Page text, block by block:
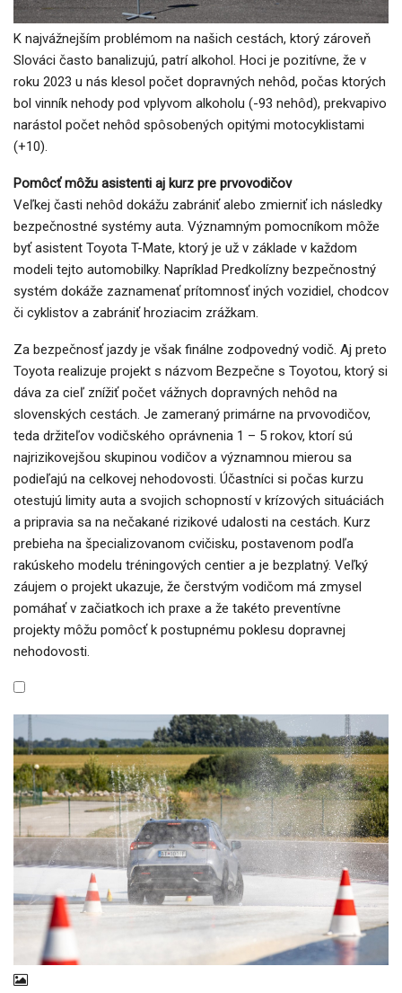
K najvážnejším problémom na našich cestách, ktorý zároveň
Slováci často banalizujú, patrí alkohol. Hoci je pozitívne, že v
roku 2023 u nás klesol počet dopravných nehôd, počas ktorých
bol vinník nehody pod vplyvom alkoholu (-93 nehôd), prekvapivo
narástol počet nehôd spôsobených opitými motocyklistami
(+10).
Pomôcť môžu asistenti aj kurz pre prvovodičov
Veľkej časti nehôd dokážu zabrániť alebo zmierniť ich následky
bezpečnostné systémy auta. Významným pomocníkom môže
byť asistent Toyota T-Mate, ktorý je už v základe v každom
modeli tejto automobilky. Napríklad Predkolízny bezpečnostný
systém dokáže zaznamenať prítomnosť iných vozidiel, chodcov
či cyklistov a zabrániť hroziacim zrážkam.
Za bezpečnosť jazdy je však finálne zodpovedný vodič. Aj preto
Toyota realizuje projekt s názvom Bezpečne s Toyotou, ktorý si
dáva za cieľ znížiť počet vážnych dopravných nehôd na
slovenských cestách. Je zameraný primárne na prvovodičov,
teda držiteľov vodičského oprávnenia 1 – 5 rokov, ktorí sú
najrizikovejšou skupinou vodičov a významnou mierou sa
podieľajú na celkovej nehodovosti. Účastníci si počas kurzu
otestujú limity auta a svojich schopností v krízových situáciách
a pripravia sa na nečakané rizikové udalosti na cestách. Kurz
prebieha na špecializovanom cvičisku, postavenom podľa
rakúskeho modelu tréningových centier a je bezplatný. Veľký
záujem o projekt ukazuje, že čerstvým vodičom má zmysel
pomáhať v začiatkoch ich praxe a že takéto preventívne
projekty môžu pomôcť k postupnému poklesu dopravnej
nehodovosti.